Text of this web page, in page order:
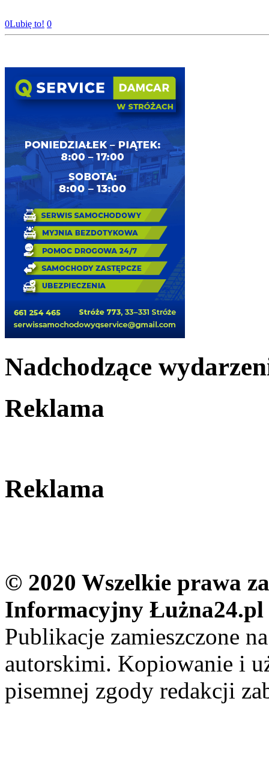
0Lubię to! 0
Nadchodzące
Reklama
Reklama
© 2020 Wszelkie prawa
Informacyjny Łużna24.pl
Publikacje zamieszczone
autorskimi. Kopiowanie i
pisemnej zgody redakcji